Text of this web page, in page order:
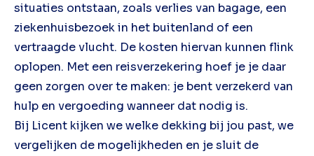
situaties ontstaan, zoals verlies van bagage, een
ziekenhuisbezoek in het buitenland of een
vertraagde vlucht. De kosten hiervan kunnen flink
oplopen. Met een reisverzekering hoef je je daar
geen zorgen over te maken: je bent verzekerd van
hulp en vergoeding wanneer dat nodig is.
Bij Licent kijken we welke dekking bij jou past, we
vergelijken de mogelijkheden en je sluit de